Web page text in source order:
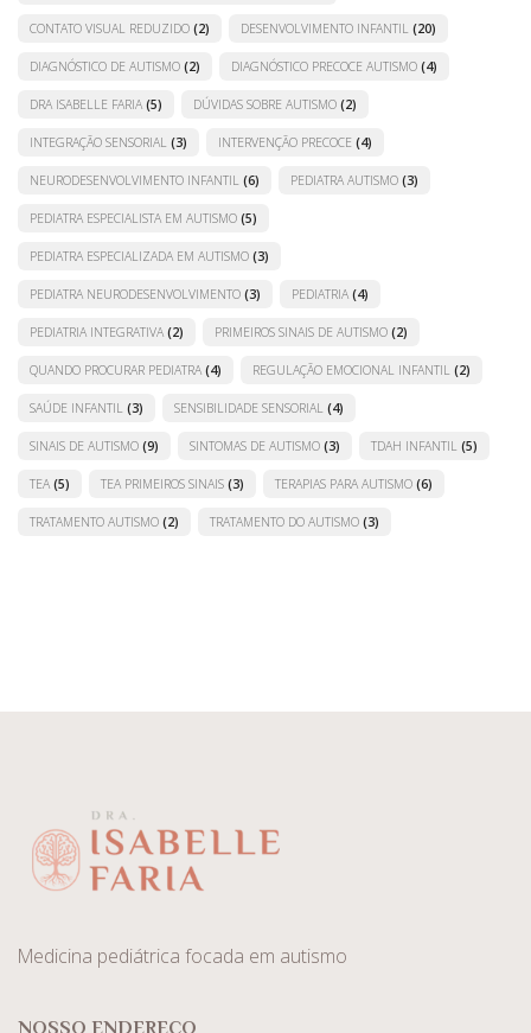
CONTATO VISUAL REDUZIDO (2) DESENVOLVIMENTO INFANTIL (20)
DIAGNÓSTICO DE AUTISMO (2) DIAGNÓSTICO PRECOCE AUTISMO (4)
DRA ISABELLE FARIA (5) DÚVIDAS SOBRE AUTISMO (2)
INTEGRAÇÃO SENSORIAL (3) INTERVENÇÃO PRECOCE (4)
NEURODESENVOLVIMENTO INFANTIL (6) PEDIATRA AUTISMO (3)
PEDIATRA ESPECIALISTA EM AUTISMO (5)
PEDIATRA ESPECIALIZADA EM AUTISMO (3)
PEDIATRA NEURODESENVOLVIMENTO (3) PEDIATRIA (4)
PEDIATRIA INTEGRATIVA (2) PRIMEIROS SINAIS DE AUTISMO (2)
QUANDO PROCURAR PEDIATRA (4) REGULAÇÃO EMOCIONAL INFANTIL (2)
SAÚDE INFANTIL (3) SENSIBILIDADE SENSORIAL (4)
SINAIS DE AUTISMO (9) SINTOMAS DE AUTISMO (3) TDAH INFANTIL (5)
TEA (5) TEA PRIMEIROS SINAIS (3) TERAPIAS PARA AUTISMO (6)
TRATAMENTO AUTISMO (2) TRATAMENTO DO AUTISMO (3)
Medicina pediátrica focada em autismo
NOSSO ENDEREÇO